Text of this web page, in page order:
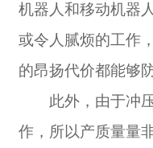
机器人和移动机器
或令人腻烦的工作
的昂扬代价都能够防
此外，由于冲压
作，所以产质量量